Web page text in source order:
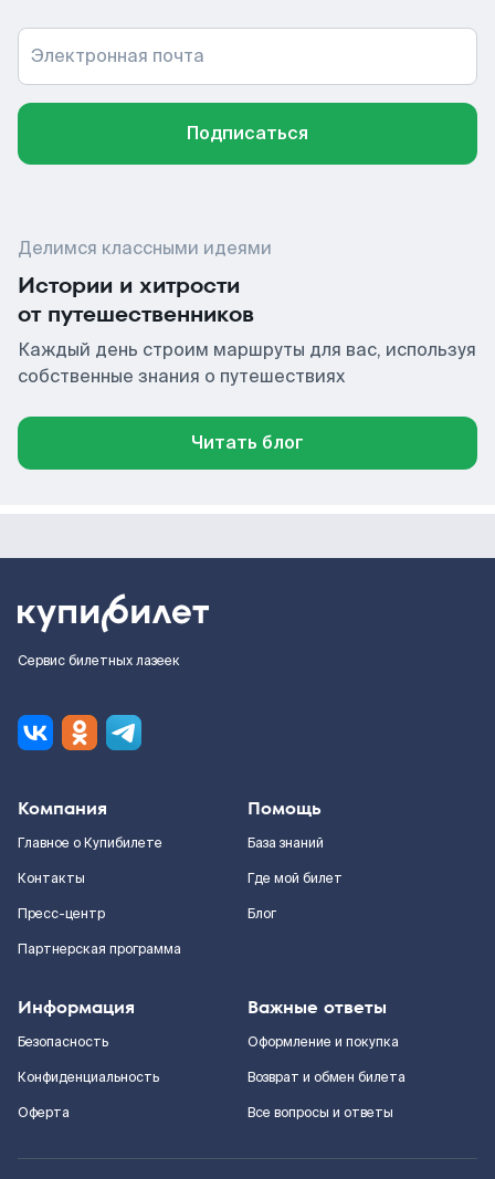
Электронная почта
Подписаться
Делимся классными идеями
Истории и хитрости
от путешественников
Каждый день строим маршруты для вас, используя
собственные знания о путешествиях
Читать блог
Сервис билетных лазеек
Компания
Главное о Купибилете
Контакты
Пресс-центр
Партнерская программа
Помощь
База знаний
Где мой билет
Блог
Информация
Безопасность
Конфиденциальность
Оферта
Важные ответы
Оформление и покупка
Возврат и обмен билета
Все вопросы и ответы